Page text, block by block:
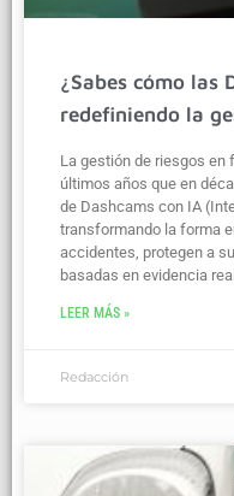
¿Sabes cómo las
redefiniendo la
La gestión de riesgos en
últimos años que en
de Dashcams con IA
transformando la forma
accidentes, protegen a
basadas en evidencia
LEER MÁS »
Redacción